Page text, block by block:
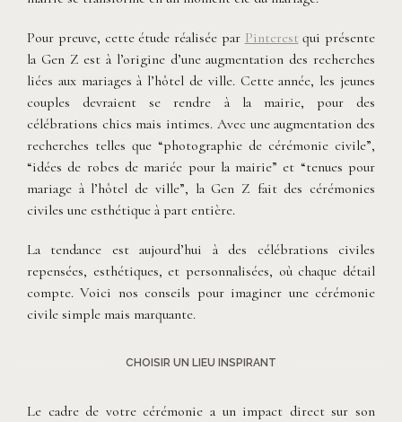
Pour preuve, cette étude réalisée par Pinterest qui présente
la Gen Z est à l’origine d’une augmentation des recherches
liées aux mariages à l’hôtel de ville. Cette année, les jeunes
couples devraient se rendre à la mairie, pour des
célébrations chics mais intimes. Avec une augmentation des
recherches telles que “photographie de cérémonie civile”,
“idées de robes de mariée pour la mairie” et “tenues pour
mariage à l’hôtel de ville”, la Gen Z fait des cérémonies
civiles une esthétique à part entière.
La tendance est aujourd’hui à des célébrations civiles
repensées, esthétiques, et personnalisées, où chaque détail
compte. Voici nos conseils pour imaginer une cérémonie
civile simple mais marquante.
CHOISIR UN LIEU INSPIRANT
Le cadre de votre cérémonie a un impact direct sur son